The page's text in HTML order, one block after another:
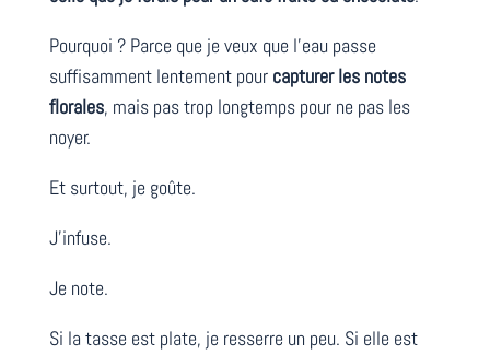
Pourquoi ? Parce que je veux que l’eau passe
suffisamment lentement pour capturer les notes
florales, mais pas trop longtemps pour ne pas les
noyer.
Et surtout, je goûte.
J’infuse.
Je note.
Si la tasse est plate, je resserre un peu. Si elle est